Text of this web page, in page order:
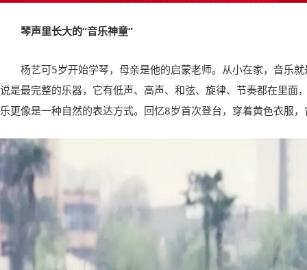
琴声里长大的“音乐神童”
杨艺可5岁开始学琴，母亲是他的启蒙老师。从小在家，音乐
说是最完整的乐器，它有低声、高声、和弦、旋律、节奏都在里面
乐更像是一种自然的表达方式。回忆8岁首次登台，穿着黄色衣服